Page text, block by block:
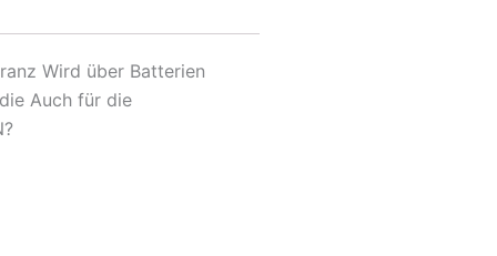
Wird über Batterien
Auch für die